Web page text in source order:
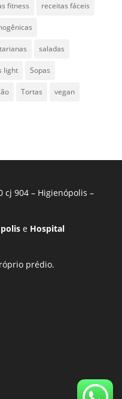
fitness receitas fáceis
saladas
light Sopas
Tortas vegan
cj 904 – Higienópolis –
e Hospital
prédio.